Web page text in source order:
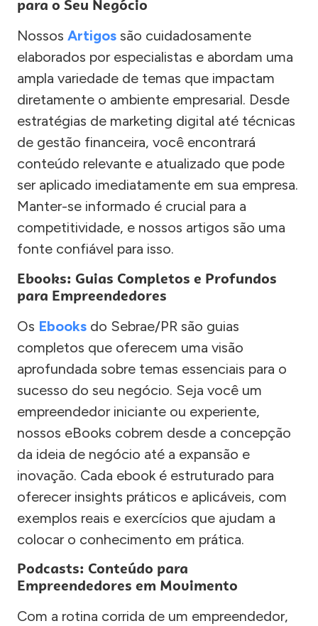
para o Seu Negócio
Nossos Artigos são cuidadosamente
elaborados por especialistas e abordam uma
ampla variedade de temas que impactam
diretamente o ambiente empresarial. Desde
estratégias de marketing digital até técnicas
de gestão financeira, você encontrará
conteúdo relevante e atualizado que pode
ser aplicado imediatamente em sua empresa.
Manter-se informado é crucial para a
competitividade, e nossos artigos são uma
fonte confiável para isso.
Ebooks: Guias Completos e Profundos
para Empreendedores
Os Ebooks do Sebrae/PR são guias
completos que oferecem uma visão
aprofundada sobre temas essenciais para o
sucesso do seu negócio. Seja você um
empreendedor iniciante ou experiente,
nossos eBooks cobrem desde a concepção
da ideia de negócio até a expansão e
inovação. Cada ebook é estruturado para
oferecer insights práticos e aplicáveis, com
exemplos reais e exercícios que ajudam a
colocar o conhecimento em prática.
Podcasts: Conteúdo para
Empreendedores em Movimento
Com a rotina corrida de um empreendedor,